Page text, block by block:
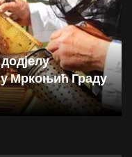
у Мркоњић Граду